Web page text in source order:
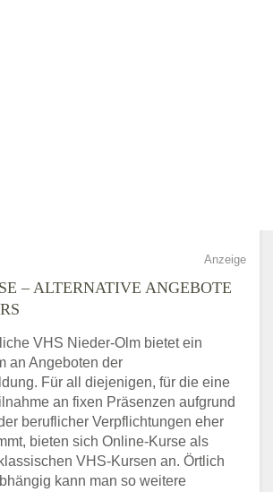
Anzeige
– ALTERNATIVE ANGEBOTE
VHS Nieder-Olm bietet ein
an Angeboten der
Für all diejenigen, für die eine
an fixen Präsenzen aufgrund
beruflicher Verpflichtungen eher
bieten sich Online-Kurse als
VHS-Kursen an. Örtlich
kann man so weitere